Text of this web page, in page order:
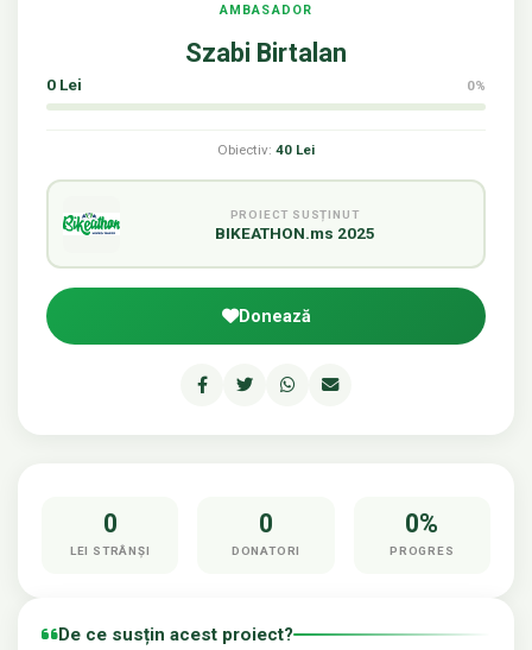
AMBASADOR
Szabi Birtalan
0 Lei 0%
Obiectiv: 40 Lei
PROIECT SUSȚINUT
BIKEATHON.ms 2025
Donează
0
LEI STRÂNȘI
0
DONATORI
0%
PROGRES
De ce susțin acest proiect?